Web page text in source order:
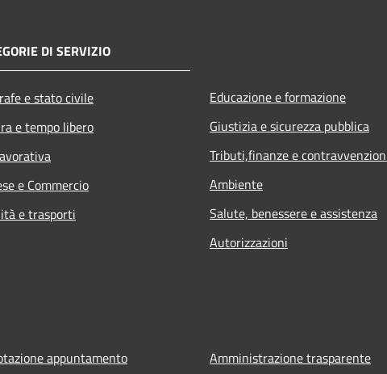
DI SERVIZIO
e stato civile
e tempo libero
e Commercio
e trasporti
Educazione e formazione
Giustizia e sicurezza pubblica
Tributi,finanze e
Ambiente
Salute, benessere e assistenza
Autorizzazioni
appuntamento
Amministrazione trasparente